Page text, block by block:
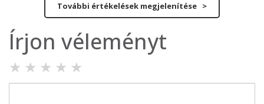
További értékelések megjelenítése >
Írjon véleményt
★ ★ ★ ★ ★